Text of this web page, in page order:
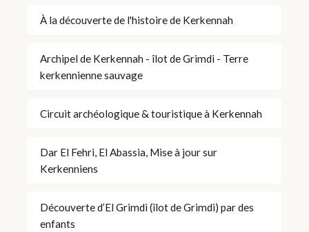
À la découverte de l'histoire de Kerkennah
Archipel de Kerkennah - îlot de Grimdi - Terre
kerkennienne sauvage
Circuit archéologique & touristique à Kerkennah
Dar El Fehri, El Abassia, Mise à jour sur
Kerkenniens
Découverte d’El Grimdi (îlot de Grimdi) par des
enfants